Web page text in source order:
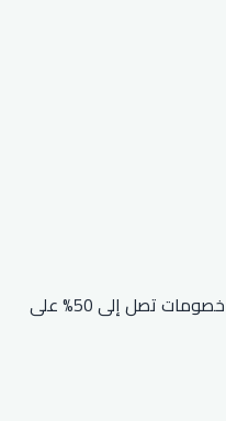
لمزيد من العروض والتخفيضات، يقدم متجر اكسترا صفقات على الأجهزة الإلكترونية، حيث يصل الخصم إلى 75% على اكسسورات الكمبيوتر و60% على آخر القطع، كما يتضمن العرض خصومات تصل إلى 50% على